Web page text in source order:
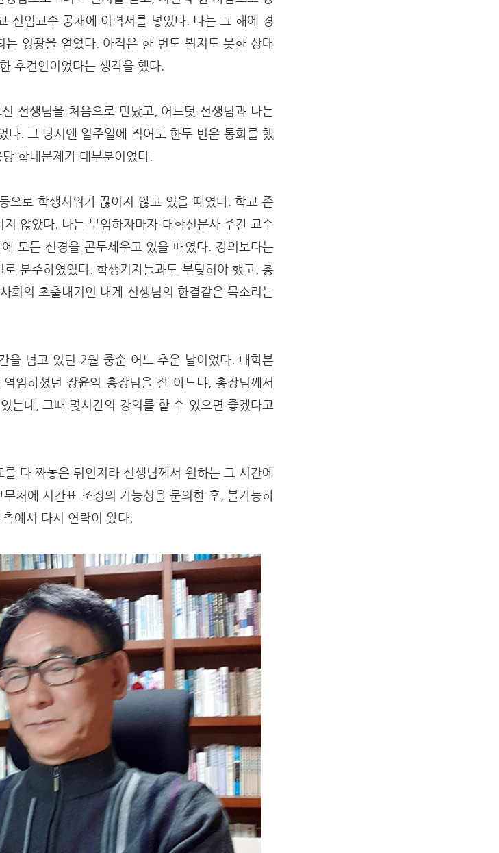
신임교수 공채에 이력서를 넣었다. 나는 그 해에 경
영광을 얻었다. 아직은 한 번도 뵙지도 못한 상태
후견인이었다는 생각을 했다.
선생님을 처음으로 만났고, 어느덧 선생님과 나는
다. 그 당시엔 일주일에 적어도 한두 번은 통화를 했
학내문제가 대부분이었다.
으로 학생시위가 끊이지 않고 있을 때였다. 학교 존
않았다. 나는 부임하자마자 대학신문사 주간 교수
모든 신경을 곤두세우고 있을 때였다. 강의보다는
분주하였었다. 학생기자들과도 부딪혀야 했고, 총
회의 초출내기인 내게 선생님의 한결같은 목소리는
을 넘고 있던 2월 중순 어느 추운 날이었다. 대학본
임하셨던 장윤익 총장님을 잘 아느냐, 총장님께서
는데, 그때 몇시간의 강의를 할 수 있으면 좋겠다고
다 짜놓은 뒤인지라 선생님께서 원하는 그 시간에
처에 시간표 조정의 가능성을 문의한 후, 불가능하
에서 다시 연락이 왔다.